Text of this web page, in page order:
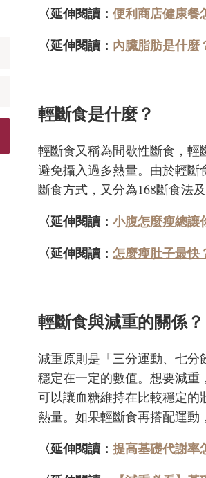
〈延伸閱讀：便利商店健康餐
〈延伸閱讀： 內臟脂肪是什麼
輕斷食是什麼？
輕斷食又稱為間歇性斷食，
避免攝入過多熱量。由於輕
斷食方式，又分為168斷食法
〈延伸閱讀：小腹怎麼瘦總讓
〈延伸閱讀：怎麼瘦肚子最快
輕斷食與減重的關係？
減重原則是「三分運動、七
穩定在一定的數值。想要減
可以讓血糖維持在比較穩定
熱量。如果輕斷食再搭配運動
〈延伸閱讀：提高基礎代謝率